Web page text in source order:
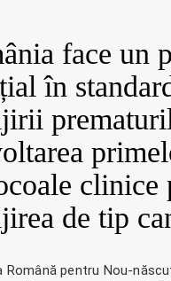
face un
în
clinice
de tip
Română pentru Nou-